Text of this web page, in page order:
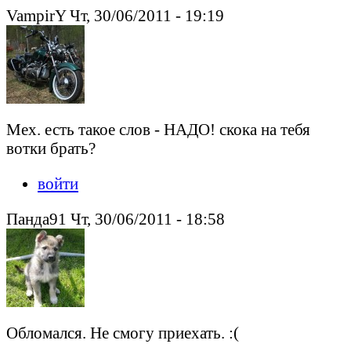
VampirY Чт, 30/06/2011 - 19:19
Мех. есть такое слов - НАДО! скока на тебя
вотки брать?
войти
Панда91 Чт, 30/06/2011 - 18:58
Обломался. Не смогу приехать. :(